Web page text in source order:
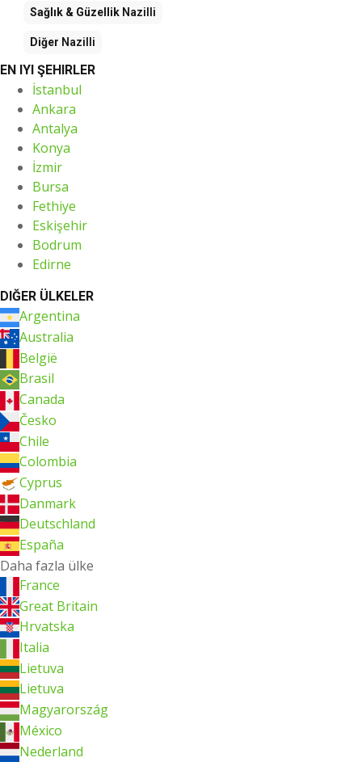
Sağlık & Güzellik Nazilli
Diğer Nazilli
EN IYI ŞEHIRLER
İstanbul
Ankara
Antalya
Konya
İzmir
Bursa
Fethiye
Eskişehir
Bodrum
Edirne
DIĞER ÜLKELER
Argentina
Australia
België
Brasil
Canada
Česko
Chile
Colombia
Cyprus
Danmark
Deutschland
España
Daha fazla ülke
France
Great Britain
Hrvatska
Italia
Lietuva
Lietuva
Magyarország
México
Nederland